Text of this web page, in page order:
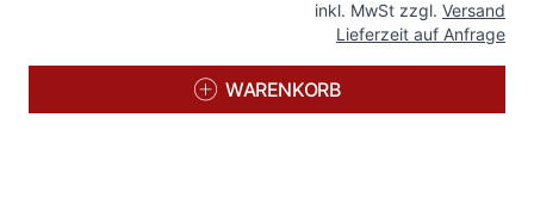
inkl. MwSt zzgl. Versand
Lieferzeit auf Anfrage
WARENKORB